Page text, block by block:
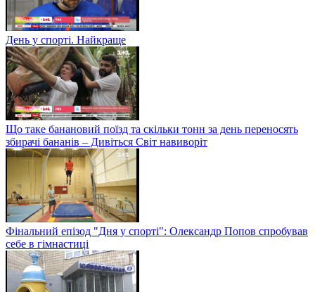
День у спорті. Найкраще
Що таке банановий поїзд та скільки тонн за день переносять
збирачі бананів – Дивіться Світ навиворіт
Фінальний епізод "Дня у спорті": Олександр Попов спробував
себе в гімнастиці